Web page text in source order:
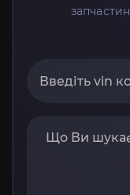
запчастин